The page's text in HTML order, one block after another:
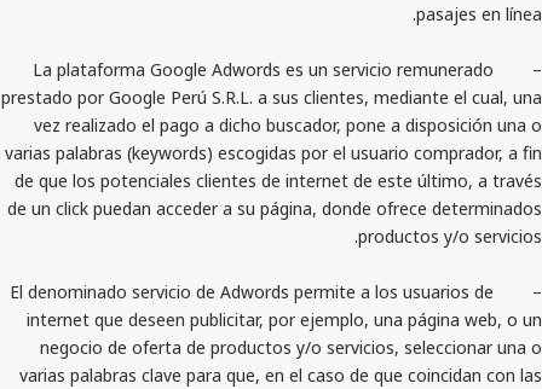
– La plataforma Google Adwords es un servicio
prestado por Google Perú S.R.L. a sus clientes,
vez realizado el pago a dicho buscador, pone a
varias palabras (keywords) escogidas por el usuario
de que los potenciales clientes de internet de este
de un click puedan acceder a su página, donde ofrece
– El denominado servicio de Adwords permite a los
internet que deseen publicitar, por ejemplo, una
negocio de oferta de productos y/o servicios,
varias palabras clave para que, en el caso de que